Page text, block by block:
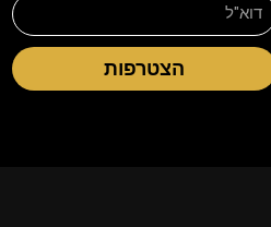
הצטרפות